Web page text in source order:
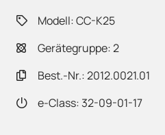
Modell: CC-K25
Gerätegruppe: 2
Best.-Nr.: 2012.0021.01
e-Class: 32-09-01-17